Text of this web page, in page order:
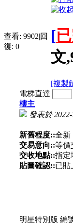
查看: 9902|回
復: 0
[
文
[複製
電梯直達
樓主
發表於
新舊程度::全新
交易意向::等價
交收地點::指定
貼圖確認::已貼
明星特別版 編